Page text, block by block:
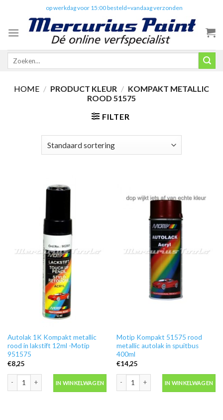
content
op werkdag voor 15:00 besteld=vandaag verzonden
Zoeken
HOME / PRODUCT KLEUR / KOMPAKT METALLIC
ROOD 51575
FILTER
Autolak 1K Kompakt metallic
rood in lakstift 12ml -Motip
951575
€8,25
IN WINKELWAGEN
Motip Kompakt 51575 rood
metallic autolak in spuitbus
400ml
€14,25
IN WINKELWAGEN